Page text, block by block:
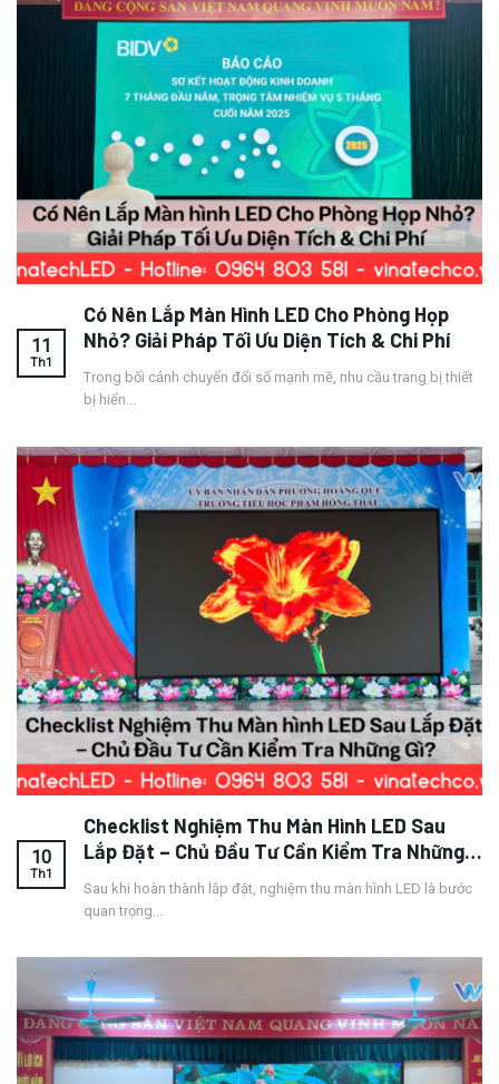
Có Nên Lắp Màn Hình LED Cho Phòng Họp
Nhỏ? Giải Pháp Tối Ưu Diện Tích & Chi Phí
Trong bối cảnh chuyển đổi số mạnh mẽ, nhu cầu trang bị thiết
bị hiển...
11
Th1
Checklist Nghiệm Thu Màn Hình LED Sau
Lắp Đặt – Chủ Đầu Tư Cần Kiểm Tra Những
Sau khi hoàn thành lắp đặt, nghiệm thu màn hình LED là bước
quan trọng...
10
Th1